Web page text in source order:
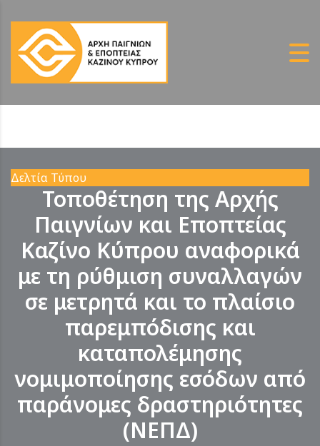
Δελτία Τύπου
Τοποθέτηση της Αρχής
Παιγνίων και Εποπτείας
Καζίνο Κύπρου αναφορικά
με τη ρύθμιση συναλλαγών
σε μετρητά και το πλαίσιο
παρεμπόδισης και
καταπολέμησης
νομιμοποίησης εσόδων από
παράνομες δραστηριότητες
(ΝΕΠΔ)